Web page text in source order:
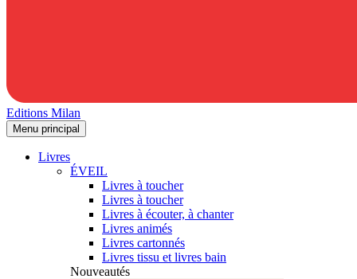
Editions Milan
Menu principal
Livres
ÉVEIL
Livres à toucher
Livres à toucher
Livres à écouter, à chanter
Livres animés
Livres cartonnés
Livres tissu et livres bain
Nouveautés